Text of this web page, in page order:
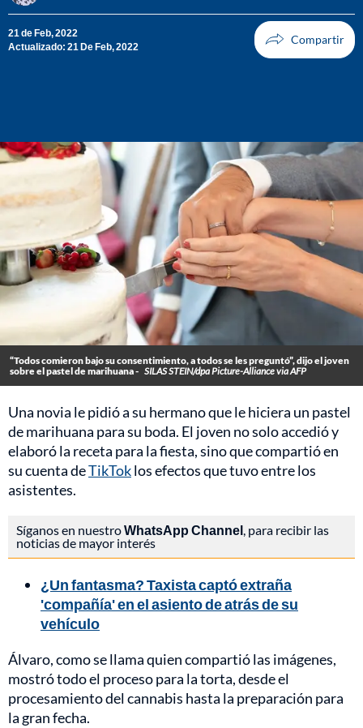
21 de Feb, 2022
Actualizado: 21 De Feb, 2022
“Todos comieron bajo su consentimiento, a todos se les preguntó”, dijo el joven
sobre el pastel de marihuana - SILAS STEIN/dpa Picture-Alliance via AFP
Una novia le pidió a su hermano que le hiciera un pastel
de marihuana para su boda. El joven no solo accedió y
elaboró la receta para la fiesta, sino que compartió en
su cuenta deTikToklos efectos que tuvo entre los
asistentes.
Síganos en nuestroWhatsApp Channel, para recibir las
noticias de mayor interés
¿Un fantasma? Taxista captó extraña
'compañía' en el asiento de atrás de su
vehículo
Álvaro, como se llama quien compartió las imágenes,
mostró todo el proceso para la torta, desde el
procesamiento del cannabis hasta la preparación para
la gran fecha.